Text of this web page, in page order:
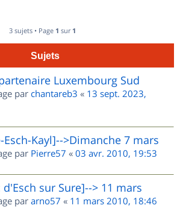
3 sujets • Page 1 sur 1
Sujets
Luxembourg Sud
par chantareb3 « 13 sept. 2023,
Kayl]-->Dimanche 7 mars
par Pierre57 « 03 avr. 2010, 19:53
sur Sure]--> 11 mars
par arno57 « 11 mars 2010, 18:46